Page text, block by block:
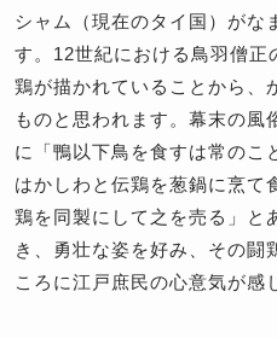
シャム（現在のタイ国）がな
す。12世紀における鳥羽僧正
鶏が描かれていることから、
ものと思われます。幕末の風
に「鴨以下鳥を食すは常のこ
はかしわと伝鶏を葱鍋に烹て
鶏を同製にして之を売る」と
き、勇壮な姿を好み、その闘
ころに江戸庶民の心意気が感